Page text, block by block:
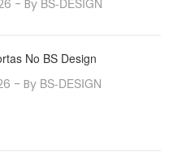
- By
No BS Design
- By BS-DESIGN